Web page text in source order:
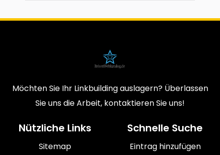
Möchten Sie Ihr Linkbuilding auslagern? Überlassen
Sie uns die Arbeit, kontaktieren Sie uns!
Nützliche Links
Sitemap
Schnelle Suche
Eintrag hinzufügen